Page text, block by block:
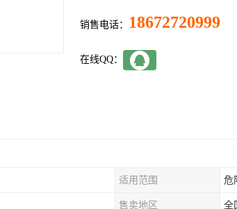
销售电话： 18672720999
在线QQ：
适用范围 危
售卖地区 全